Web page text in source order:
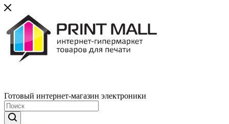
Готовый интернет-магазин электроники